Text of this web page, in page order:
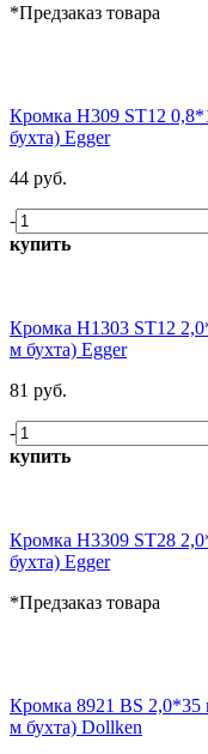
*Предзаказ товара
Кромка H309 ST12
бухта) Egger
44 руб.
-
купить
Кромка H1303 ST12
м бухта) Egger
81 руб.
-
купить
Кромка H3309 ST28
бухта) Egger
*Предзаказ товара
Кромка 8921 BS
м бухта) Dollken